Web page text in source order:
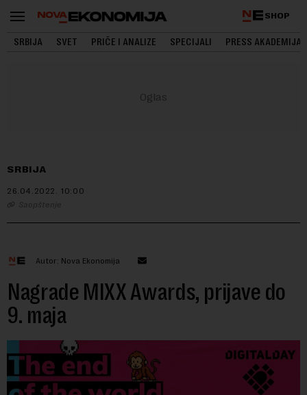
SHOP
SRBIJA SVET PRIČE I ANALIZE SPECIJALI PRESS AKADEMIJA
SRBIJA
26.04.2022. 10:00
Saopštenje
Autor: Nova Ekonomija
Nagrade MIXX Awards, prijave do
9. maja